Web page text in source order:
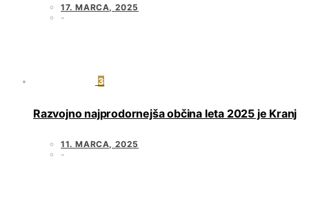
17. MARCA, 2025
3
Razvojno najprodornejša občina leta 2025 je Kranj
11. MARCA, 2025